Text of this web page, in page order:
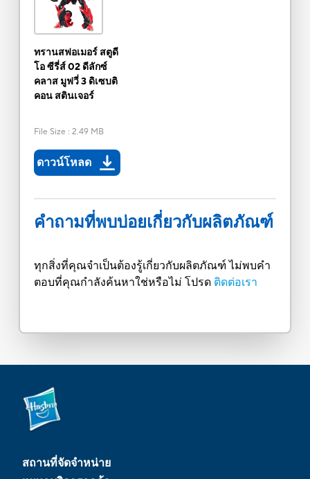
ทรานสฟอเมอร์ สตูดี
โอ ซีรี่ส์ 02 ดีลักซ์
คลาส มูฟวี่ 3 ดิเซบติ
คอน สตินเจอร์
File Size : 2.49 MB
ดาวน์โหลด
คำถามที่พบบ่อยเกี่ยวกับผลิตภัณฑ์
ทุกสิ่งที่คุณจำเป็นต้องรู้เกี่ยวกับผลิตภัณฑ์ ไม่พบคำ
ตอบที่คุณกำลังค้นหาใช่หรือไม่ โปรด ติดต่อเรา
สถานที่จัดจำหน่าย